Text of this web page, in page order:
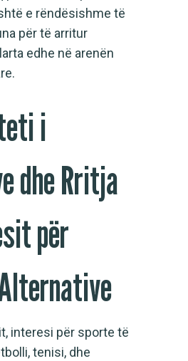
e rëndësishme të
për të arritur
edhe në arenën
i
dhe Rritja
për
interesi për sporte të
tenisi, dhe